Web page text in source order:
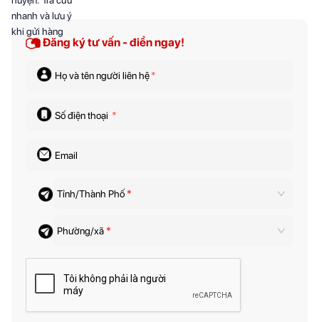
Đăng ký tư vấn - điền ngay!
Họ và tên người liên hệ*
Số điện thoại *
Email
Tỉnh/Thành Phố *
Phường/xã *